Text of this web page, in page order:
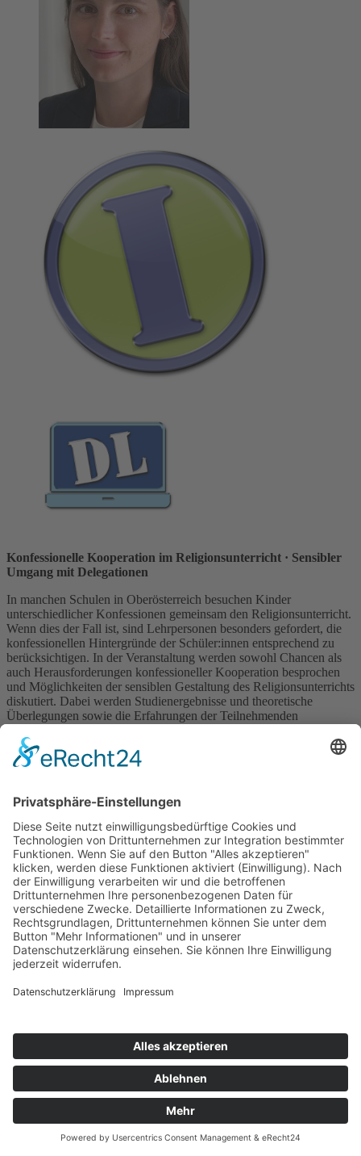
Konfessionelle Kooperation im Religionsunterricht · Sensibler
Umgang mit Delegationen
In manchen Schulen in Oberösterreich besuchen Kinder
unterschiedlicher Konfessionen gemeinsam den Religionsunterricht.
Wenn dies der Fall ist, sind Lehrpersonen besonders gefordert, die
konfessionellen Hintergründe der Schüler:innen entsprechend zu
berücksichtigen. In der Veranstaltung werden sowohl Chancen als
auch Herausforderungen konfessioneller Kooperation besprochen
und Möglichkeiten der sensiblen Gestaltung des Religionsunterrichts
diskutiert. Dabei werden Studienergebnisse und theoretische
Überlegungen sowie die Erfahrungen der Teilnehmenden
Ref.: Helena Stockinger
Do. 4.3.2027
15:30 h bis 17:15 h
Zielgruppe: VS, PTS, BS, LWS, AHS, BMHS, MS
Info zur Anmeldung
PHO-Anmeldung
A036 - „Salam – Grüß Gott“- Arbeitskreis 2027
· Offene Gesprächsgruppe christlicher und
Wie sehen religiöse, gesellschaftliche oder
„anders“ Betroffenen aus?
Begegnungen lassen uns voneinander lernen und
führen zu mehr Verständnis füreinander.
So nutzen wir auch heuer wieder die Möglichkeit einer
Gesprächsgruppe, in der wir je nach Dringlichkeit vorher
vereinbarte Inhalte oder aktuelle Themen aufgreifen.
Neue und treue Kolleg:innen aller Schultypen sind herzlich
willkommen!